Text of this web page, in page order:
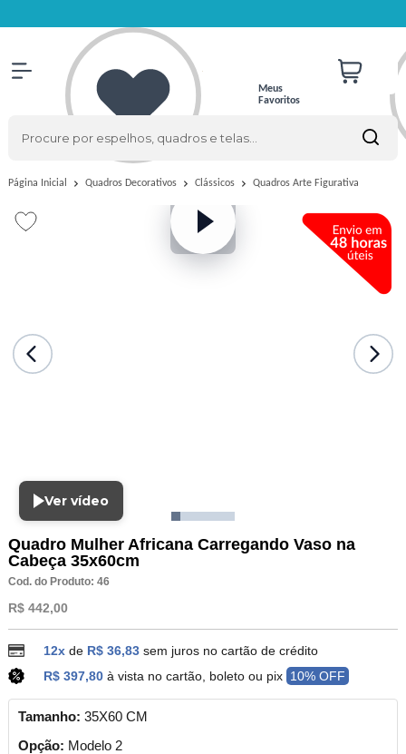
Meus
Favoritos
Página Inicial Quadros Decorativos Clássicos Quadros Arte Figurativa
Ver vídeo
Quadro Mulher Africana Carregando Vaso na
Cabeça 35x60cm
Cod. do Produto: 46
R$ 442,00
12xde R$ 36,83 sem juros no cartão de crédito
R$ 397,80 à vista no cartão, boleto ou pix 10% OFF
Tamanho: 35X60 CM
Opção: Modelo 2